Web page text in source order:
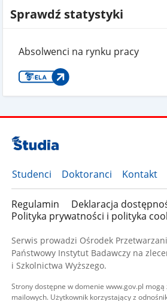
Sprawdź statystyki
Absolwenci na rynku pracy
Studenci Doktoranci Kontakt
Regulamin
Deklaracja
Polityka prywatności i polityka
Serwis prowadzi Ośrodek
Państwowy Instytut Badawczy na
i Szkolnictwa Wyższego.
Strony dostępne w domenie www.gov.pl
mailowych. Użytkownik korzystający z